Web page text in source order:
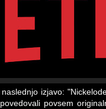
izjavo:
povsem